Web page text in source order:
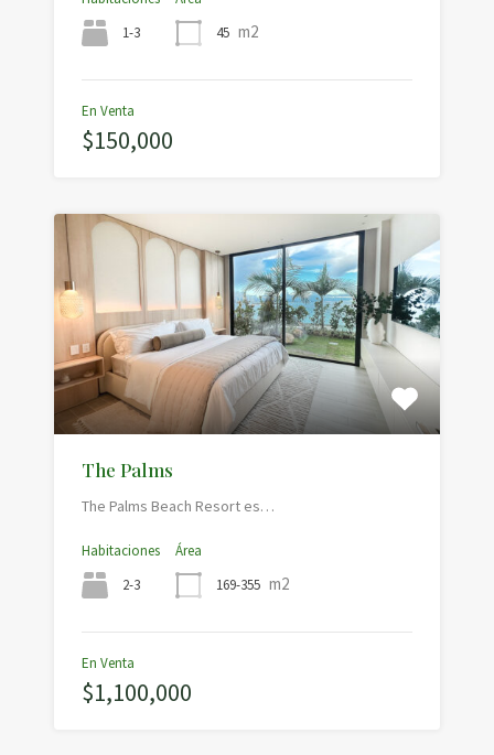
1-3
45 m2
En Venta
$150,000
The Palms
The Palms Beach Resort es…
Habitaciones
2-3
Área
169-355 m2
En Venta
$1,100,000